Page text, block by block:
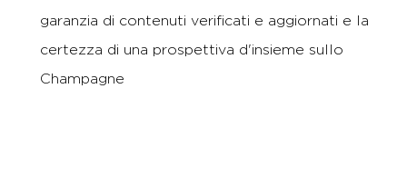
garanzia di contenuti verificati e aggiornati e la
certezza di una prospettiva d'insieme sullo
Champagne